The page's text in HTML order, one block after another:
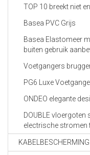
TOP 10 breekt niet
Basea PVC Grijs
Basea Elastomeer
buiten gebruik
Voetgangers
PG6 Luxe
ONDEO elegante
DOUBLE
electrische stromen